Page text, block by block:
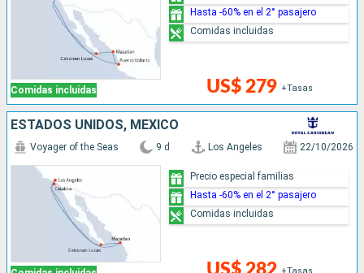
Comidas incluidas US$ 279 +Tasas
Hasta -60% en el 2° pasajero
Comidas incluidas
ESTADOS UNIDOS, MÉXICO
Voyager of the Seas 9 d Los Angeles 22/10/2026
Precio especial familias
Hasta -60% en el 2° pasajero
Comidas incluidas